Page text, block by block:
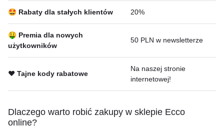
🤩 Rabaty dla stałych klientów 20%
🤑 Premia dla nowych
użytkowników
50 PLN w newsletterze
❤️ Tajne kody rabatowe
Na naszej stronie
internetowej!
Dlaczego warto robić zakupy w sklepie Ecco
online?